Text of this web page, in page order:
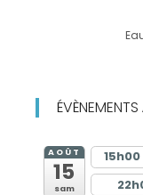
AOÛT
15
sam
15h00